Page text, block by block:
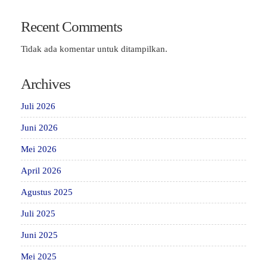
Recent Comments
Tidak ada komentar untuk ditampilkan.
Archives
Juli 2026
Juni 2026
Mei 2026
April 2026
Agustus 2025
Juli 2025
Juni 2025
Mei 2025